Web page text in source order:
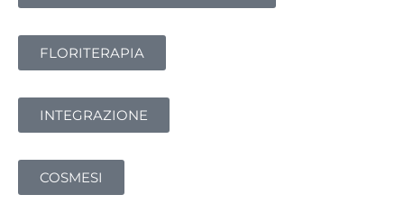
FLORITERAPIA
INTEGRAZIONE
COSMESI